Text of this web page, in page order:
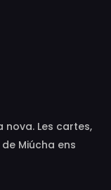
nova. Les cartes,
Miúcha ens
cantant que va
Moraes, Tom